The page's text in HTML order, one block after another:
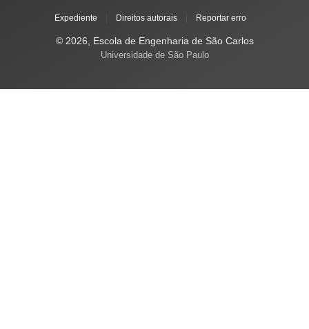
Expediente Direitos autorais Reportar erro
© 2026, Escola de Engenharia de São Carlos
Universidade de São Paulo